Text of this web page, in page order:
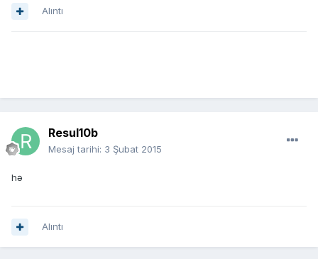
Alıntı
Resul10b
Mesaj tarihi: 3 Şubat 2015
hə
Alıntı